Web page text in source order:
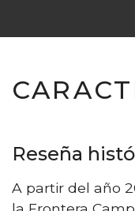
Reseña
A partir del año